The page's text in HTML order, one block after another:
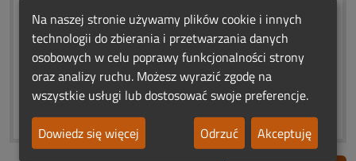
❀*¯*♥*¯*❀*¯*♥*¯*❀*¯*♥*¯*❀
❤️♨❤️♨❤️♨❤️♨❤️♨❤️
(¯`•♥•´¯) (¯`•♥•´¯) (¯`•♥•´¯) (¯`•♥•´¯)
_`•.¸.•´_ `•.¸.•´_ `•.¸.•´__`•.¸.•´_
❀*¯*♥*¯*❀*¯*♥*¯*❀*¯*♥*¯*❀
Na naszej stronie używamy plików cookie i innych
technologii do zbierania i przetwarzania danych
osobowych w celu poprawy funkcjonalności strony
oraz analizy ruchu. Możesz wyrazić zgodę na
wszystkie usługi lub dostosować swoje preferencje.
Dowiedz się więcej
Odrzuć Akceptuję